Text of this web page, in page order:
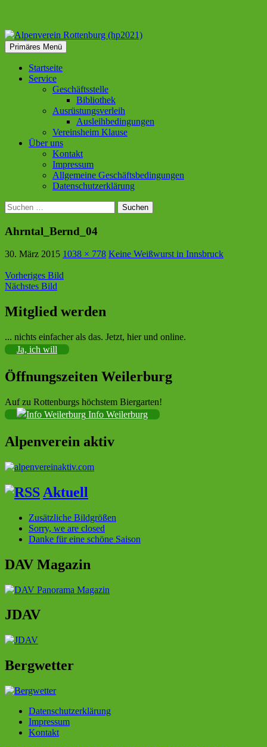
Alpenverein Rottenburg
(hp2021)
Suchen
Primäres Menü
Inhalt
Startseite
Service
Geschäftsstelle
Bibliothek
Ausrüstungsverleih
Ausleihbedingungen
Vereinsheim Klause
Über uns
Kontakt
Impressum
Allgemeine Geschäftsbedingungen
Datenschutzerklärung
Suchen
nach:
Ahrntal_Bernd_04
30. März 2015 1038 × 778 Keine Weißwurst in Innsbruck
Vorheriges Bild
Nächstes Bild
Sektion im Deutschen Alpenverein (DAV)
Mitglied werden
... nichts einfacher als das. Jetzt, hier und online.
Ja, ich will
Öffnungszeiten Weilerburg
Auf zu Rottenburgs höchstem Biergarten!
Info Weilerburg
Alpenverein aktiv
Aktuell
Zusätzliche Bildgrößen
Sorry, we are closed
Danke für eine schöne Saison
DAV Magazin
JDAV
Bergwetter
Datenschutzerklärung
Impressum
Kontakt